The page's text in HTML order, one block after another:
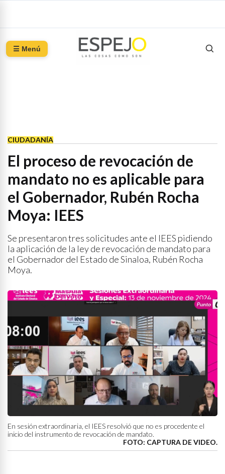
☰ Menú
CIUDADANÍA
El proceso de revocación de
mandato no es aplicable para
el Gobernador, Rubén Rocha
Moya: IEES
Se presentaron tres solicitudes ante el IEES pidiendo
la aplicación de la ley de revocación de mandato para
el Gobernador del Estado de Sinaloa, Rubén Rocha
Moya.
En sesión extraordinaria, el IEES resolvió que no es procedente el
inicio del instrumento de revocación de mandato.
FOTO: CAPTURA DE VIDEO.